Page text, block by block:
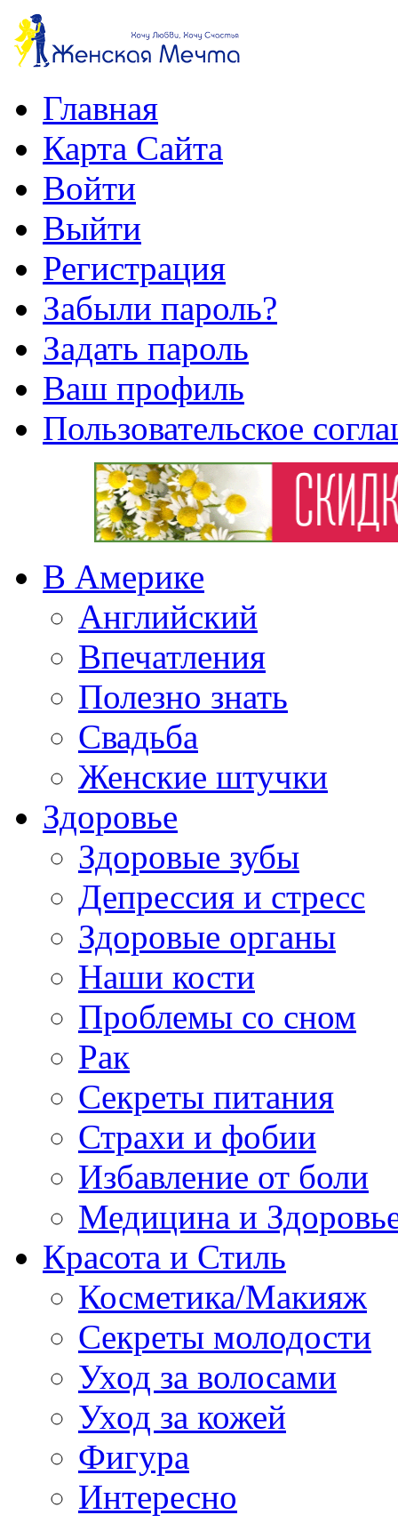
Главная
Карта Сайта
Войти
Выйти
Регистрация
Забыли пароль?
Задать пароль
Ваш профиль
Пользовательское
В Америке
Английский
Впечатления
Полезно знать
Свадьба
Женские штучки
Здоровье
Здоровые зубы
Депрессия и стресс
Здоровые органы
Наши кости
Проблемы со сном
Рак
Секреты питания
Страхи и фобии
Избавление от боли
Медицина и
Красота и Стиль
Косметика/Макияж
Секреты молодости
Уход за волосами
Уход за кожей
Фигура
Интересно